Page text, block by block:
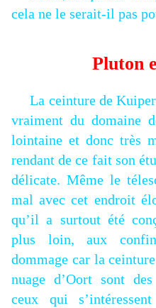
cela ne le serait-il pas
Pluton
La ceinture de Kuiper
vraiment du domaine
lointaine et donc très
rendant de ce fait son
délicate. Même le
mal avec cet endroit
qu’il a surtout été
plus loin, aux
dommage car la
nuage d’Oort sont
ceux qui